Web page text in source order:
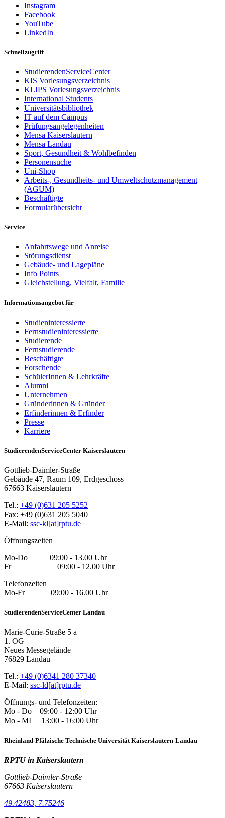
Instagram
Facebook
YouTube
LinkedIn
Schnellzugriff
StudierendenServiceCenter
KIS Vorlesungsverzeichnis
KLIPS Vorlesungsverzeichnis
International Students
Universitätsbibliothek
IT auf dem Campus
Prüfungsangelegenheiten
Mensa Kaiserslautern
Mensa Landau
Sport, Gesundheit & Wohlbefinden
Personensuche
Uni-Shop
Arbeits-, Gesundheits- und Umweltschutzmanagement
(AGUM)
Beschäftigte
Formularübersicht
Service
Anfahrtswege und Anreise
Störungsdienst
Gebäude- und Lagepläne
Info Points
Gleichstellung, Vielfalt, Familie
Informationsangebot für
Studieninteressierte
Fernstudieninteressierte
Studierende
Fernstudierende
Beschäftigte
Forschende
SchülerInnen & Lehrkräfte
Alumni
Unternehmen
Gründerinnen & Gründer
Erfinderinnen & Erfinder
Presse
Karriere
StudierendenServiceCenter Kaiserslautern
Gottlieb-Daimler-Straße
Gebäude 47, Raum 109, Erdgeschoss
67663 Kaiserslautern
Tel.: +49 (0)631 205 5252
Fax: +49 (0)631 205 5040
E-Mail: ssc-kl[at]rptu.de
Öffnungszeiten
Mo-Do 09:00 - 13.00 Uhr
Fr 09:00 - 12.00 Uhr
Telefonzeiten
Mo-Fr 09:00 - 16.00 Uhr
StudierendenServiceCenter Landau
Marie-Curie-Straße 5 a
1. OG
Neues Messegelände
76829 Landau
Tel.: +49 (0)6341 280 37340
E-Mail: ssc-ld[at]rptu.de
Öffnungs- und Telefonzeiten:
Mo - Do 09:00 - 12:00 Uhr
Mo - MI 13:00 - 16:00 Uhr
Rheinland-Pfälzische Technische Universität Kaiserslautern-Landau
RPTU in Kaiserslautern
Gottlieb-Daimler-Straße
67663 Kaiserslautern
49.42483, 7.75246